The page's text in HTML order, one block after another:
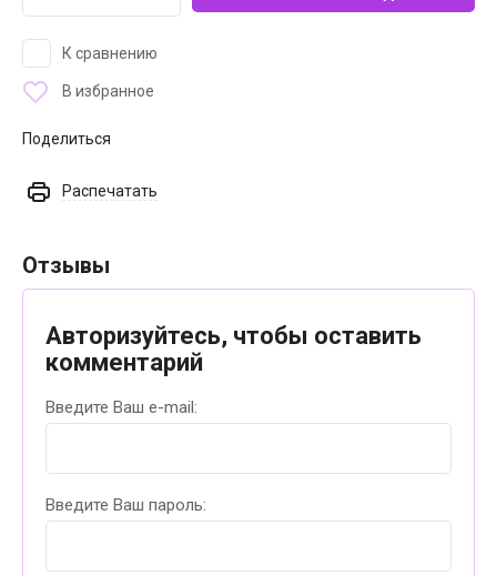
К сравнению
В избранное
Поделиться
Распечатать
Отзывы
Авторизуйтесь, чтобы оставить
комментарий
Введите Ваш e-mail:
Введите Ваш пароль: